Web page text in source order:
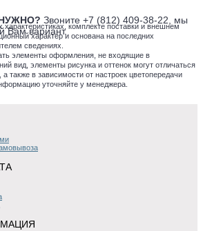
Звоните +7 (812) 409-38-22, мы
Вам вариант. комплекте поставки и внешнем
характер и основана на последних
сведениях.
элементы оформления, не входящие в
вид, элементы рисунка и оттенок могут отличаться
также в зависимости от настроек цветопередачи
уточняйте у менеджера.